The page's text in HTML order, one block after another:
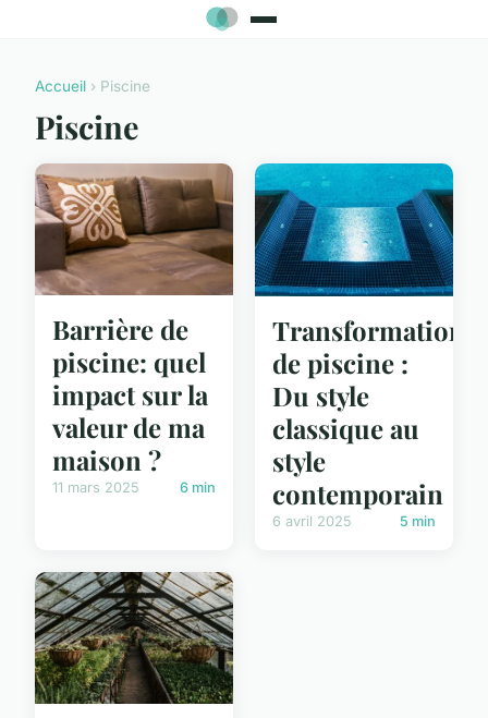
Accueil › Piscine
Piscine
Barrière de
piscine: quel
impact sur la
valeur de ma
maison ?
11 mars 2025 6 min
Transformation
de piscine :
Du style
classique au
style
contemporain
6 avril 2025 5 min